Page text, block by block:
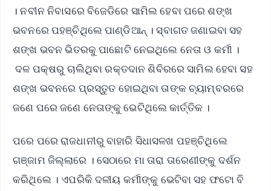
। ନବୀନ ନିବାସରେ ବିଜେଡିରେ ସାମିଲ ହେବା ପରେ ଶଙ୍ଖ
ଭବନରେ ପହଞ୍ଚିଥିଲେ ପାଣ୍ଡିଆନ୍ । ସ୍ବାଗତ ଜଣାଇବା ସହ
ଶଙ୍ଖ ଭବନ ଭିତରକୁ ପାଛୋଟି ନେଇଥିଲେ ନେତା ଓ କର୍ମୀ ।
ଦଳ ପକ୍ଷରୁ ଚାଲିଥିବା ରକ୍ତଦାନ ଶିବିରରେ ସାମିଲ ହେବା ସହ
ଶଙ୍ଖ ଭବନରେ ପ୍ରସ୍ତୁତ ହୋଇଥିବା ତାଙ୍କ ଚ୍ୟାମ୍ବରରେ
ଜଣେ ପରେ ଜଣେ ନେତାଙ୍କୁ ଭେଟିଥିଲେ କାର୍ତ୍ତିକ ।
ପରେ ପରେ ରାଜଧାନୀରୁ ବାହାରି ସିଧାସଳଖ ପହଞ୍ଚିଥିଲେ
ଗଞ୍ଜାମ ଜିଲ୍ଲାରେ । ସେଠାରେ ମା ତାରା ତାରେଣୀଙ୍କୁ ଦର୍ଶନ
କରିଥିଲେ । ଏପରିକି ଦଳୀୟ କର୍ମୀଙ୍କୁ ଭେଟିବା ସହ ଫଟୋ ବି